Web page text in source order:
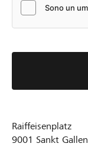
Raiffeisenplatz
9001 Sankt Gallen